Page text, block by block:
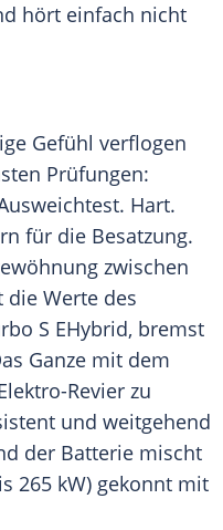
hört einfach nicht
Gefühl verflogen
Prüfungen:
. Hart.
für die Besatzung.
zwischen
Werte des
S EHybrid, bremst
Ganze mit dem
Revier zu
und weitgehend
der Batterie mischt
265 kW) gekonnt mit